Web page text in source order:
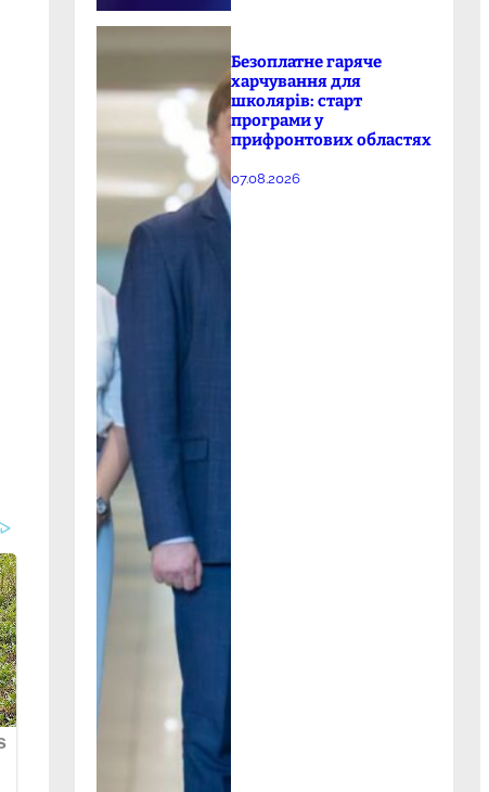
Безоплатне гаряче
харчування для
школярів: старт
програми у
прифронтових областях
07.08.2026